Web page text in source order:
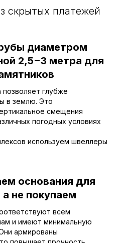
скрытых платежей
диаметром
2,5−3 метра для
глубже
в землю. Это
смещения
погодных условиях
используем швеллеры
основания для
не покупаем
всем
и имеют минимальную
армированы
Е.И.
114